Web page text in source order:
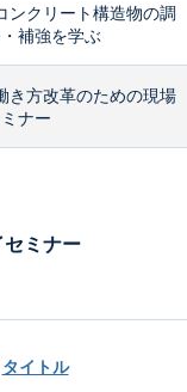
ンクリート構造物の調
補強を学ぶ
き方改革のための現場
ナー
ミナー
タイトル